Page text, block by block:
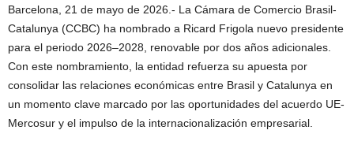
Barcelona, 21 de mayo de 2026.- La Cámara de Comercio Brasil-
Catalunya (CCBC) ha nombrado a Ricard Frigola nuevo presidente
para el periodo 2026–2028, renovable por dos años adicionales.
Con este nombramiento, la entidad refuerza su apuesta por
consolidar las relaciones económicas entre Brasil y Catalunya en
un momento clave marcado por las oportunidades del acuerdo UE-
Mercosur y el impulso de la internacionalización empresarial.